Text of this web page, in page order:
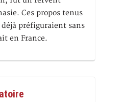
Ces propos tenus
préfiguraient sans
en France.